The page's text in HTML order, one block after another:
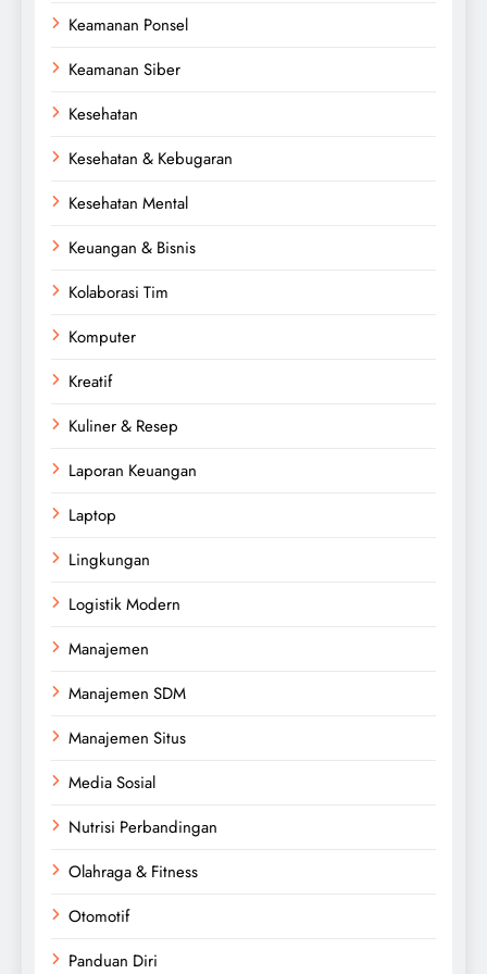
Keamanan Ponsel
Keamanan Siber
Kesehatan
Kesehatan & Kebugaran
Kesehatan Mental
Keuangan & Bisnis
Kolaborasi Tim
Komputer
Kreatif
Kuliner & Resep
Laporan Keuangan
Laptop
Lingkungan
Logistik Modern
Manajemen
Manajemen SDM
Manajemen Situs
Media Sosial
Nutrisi Perbandingan
Olahraga & Fitness
Otomotif
Panduan Diri